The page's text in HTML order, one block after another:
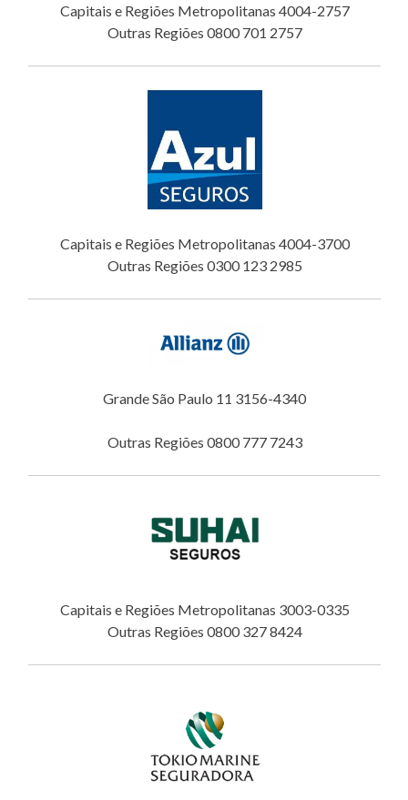
Capitais e Regiões Metropolitanas 4004-2757
Outras Regiões 0800 701 2757
Capitais e Regiões Metropolitanas 4004-3700
Outras Regiões 0300 123 2985
Grande São Paulo 11 3156-4340
Outras Regiões 0800 777 7243
Capitais e Regiões Metropolitanas 3003-0335
Outras Regiões 0800 327 8424